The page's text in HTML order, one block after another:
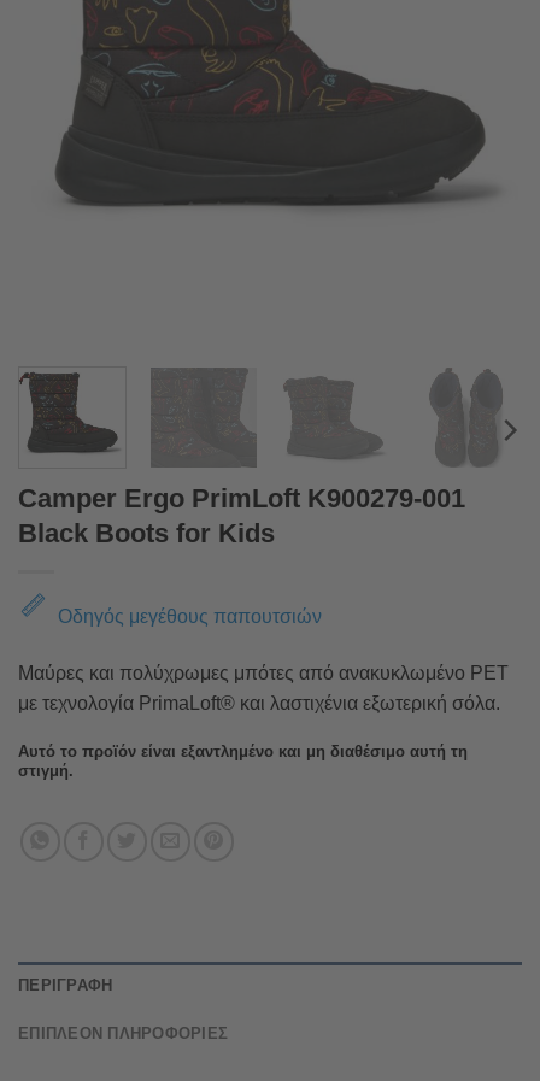
Camper Ergo PrimLoft K900279-001
Black Boots for Kids
Οδηγός μεγέθους παπουτσιών
Μαύρες και πολύχρωμες μπότες από ανακυκλωμένο PET
με τεχνολογία PrimaLoft® και λαστιχένια εξωτερική σόλα.
Αυτό το προϊόν είναι εξαντλημένο και μη διαθέσιμο αυτή τη
στιγμή.
ΠΕΡΙΓΡΑΦΉ
ΕΠΙΠΛΈΟΝ ΠΛΗΡΟΦΟΡΊΕΣ